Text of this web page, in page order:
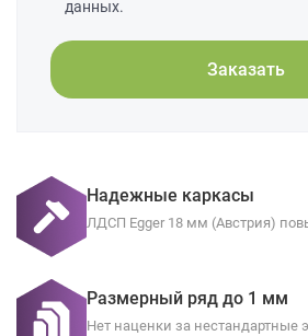
данных.
Заказать
Надежные каркасы
ЛДСП Egger 18 мм (Австрия)
Размерный ряд до 1 мм
Нет наценки за нестандартные